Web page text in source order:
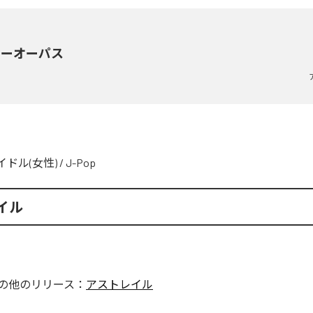
オーパス
ドル(女性) / J-Pop
ル
他のリリース： アストレイル